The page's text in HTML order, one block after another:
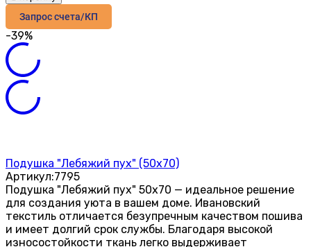
Запрос счета/КП
-39%
Подушка "Лебяжий пух" (50х70)
Артикул:7795
Подушка "Лебяжий пух" 50х70 — идеальное решение
для создания уюта в вашем доме. Ивановский
текстиль отличается безупречным качеством пошива
и имеет долгий срок службы. Благодаря высокой
износостойкости ткань легко выдерживает